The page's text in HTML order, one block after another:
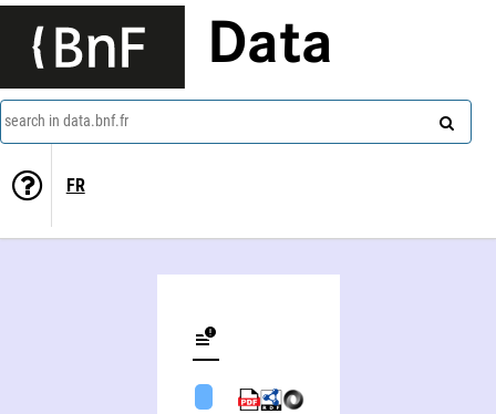
Data
search in data.bnf.fr
FR